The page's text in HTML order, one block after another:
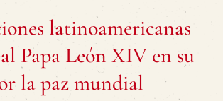
latinoamericanas
Papa León XIV en su
la paz mundial